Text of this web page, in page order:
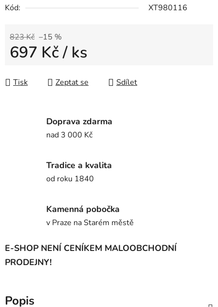
Kód:
XT980116
823 Kč –15 %
697 Kč/ ks
Tisk
Zeptat se Sdílet
Doprava zdarma
nad 3 000 Kč
Tradice a kvalita
od roku 1840
Kamenná pobočka
v Praze na Starém městě
E-SHOP NENÍ CENÍKEM MALOOBCHODNÍ
PRODEJNY!
Popis